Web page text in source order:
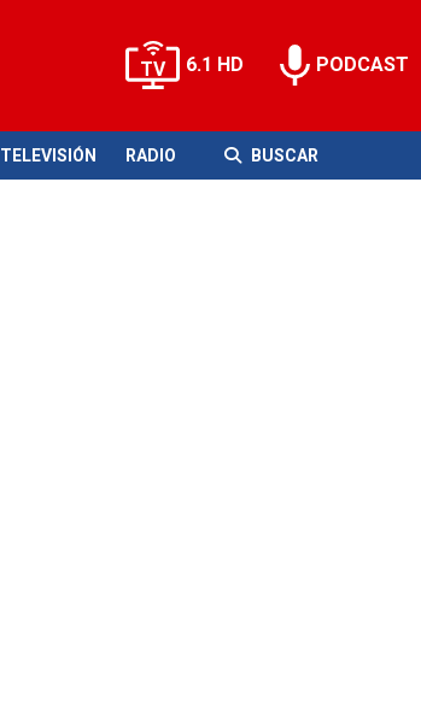
6.1 HD PODCAST
TELEVISIÓN RADIO BUSCAR